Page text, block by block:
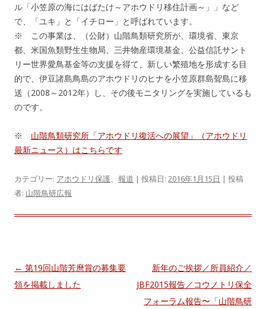
ル「小笠原の海にはばたけ～アホウドリ移住計画～」」など
で、「ユキ」と「イチロー」と呼ばれています。
※ この事業は、（公財）山階鳥類研究所が、環境省、東京
都、米国魚類野生生物局、三井物産環境基金、公益信託サント
リー世界愛鳥基金等の支援を得て、新しい繁殖地を形成する目
的で、伊豆諸島鳥島のアホウドリのヒナを小笠原群島聟島に移
送（2008～2012年）し、その後モニタリングを実施しているも
のです。
※ 山階鳥類研究所「アホウドリ復活への展望」（アホウドリ
最新ニュース）はこちらです
カテゴリー: アホウドリ保護、 報道 | 投稿日: 2016年1月15日 | 投稿
者: 山階鳥研広報
投
稿
← 第19回山階芳麿賞の募集要
領を掲載しました
新年のご挨拶／所員紹介／
JBF2015報告／コウノトリ保全
フォーラム報告〜「山階鳥研